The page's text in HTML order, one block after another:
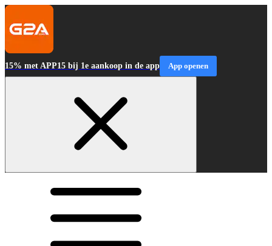
15% met APP15 bij 1e aankoop in de app App openen